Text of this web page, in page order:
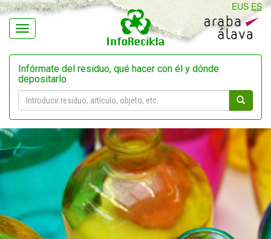
Navegación
EUS ES
Infórmate del residuo, qué hacer con él y dónde
depositarlo